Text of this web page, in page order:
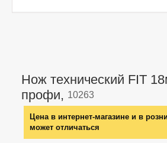
Нож технический FIT
профи, 10263
Цена в интернет-магазине и в
может отличаться